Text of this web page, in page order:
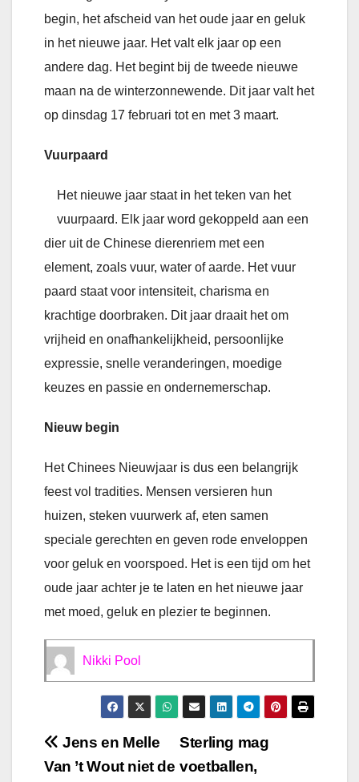
begin, het afscheid van het oude jaar en geluk
in het nieuwe jaar. Het valt elk jaar op een
andere dag. Het begint bij de tweede nieuwe
maan na de winterzonnewende. Dit jaar valt het
op dinsdag 17 februari tot en met 3 maart.
Vuurpaard
Het nieuwe jaar staat in het teken van het
vuurpaard. Elk jaar word gekoppeld aan een
dier uit de Chinese dierenriem met een
element, zoals vuur, water of aarde. Het vuur
paard staat voor intensiteit, charisma en
krachtige doorbraken. Dit jaar draait het om
vrijheid en onafhankelijkheid, persoonlijke
expressie, snelle veranderingen, moedige
keuzes en passie en ondernemerschap.
Nieuw begin
Het Chinees Nieuwjaar is dus een belangrijk
feest vol tradities. Mensen versieren hun
huizen, steken vuurwerk af, eten samen
speciale gerechten en geven rode enveloppen
voor geluk en voorspoed. Het is een tijd om het
oude jaar achter je te laten en het nieuwe jaar
met moed, geluk en plezier te beginnen.
Nikki Pool
Bericht
Sterling mag
voetballen,
Jens en Melle
Van ’t Wout niet de